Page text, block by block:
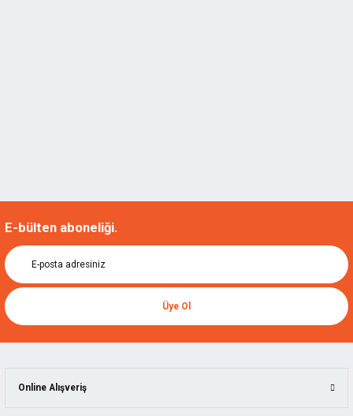
E-bülten aboneliği.
Üye Ol
Online Alışveriş